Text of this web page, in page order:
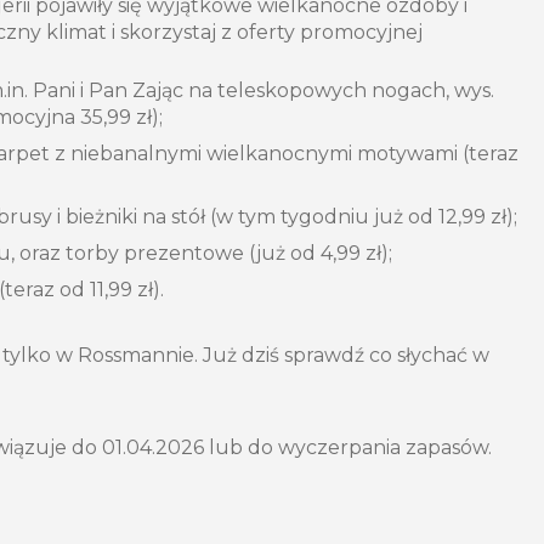
pojawiły się wyjątkowe wielkanocne ozdoby i
klimat i skorzystaj z oferty promocyjnej
Pani i Pan Zając na teleskopowych nogach, wys.
35,99 zł);
z niebanalnymi wielkanocnymi motywami (teraz
i bieżniki na stół (w tym tygodniu już od 12,99 zł);
oraz torby prezentowe (już od 4,99 zł);
od 11,99 zł).
w Rossmannie. Już dziś sprawdź co słychać w
do 01.04.2026 lub do wyczerpania zapasów.